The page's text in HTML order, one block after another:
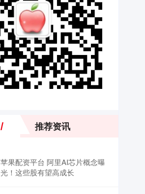
推荐资讯
苹果配资平台 阿里AI芯片概念曝
光！这些股有望高成长